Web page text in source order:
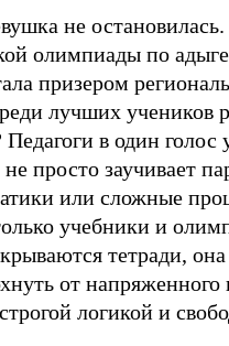
не
олимпиады по
призером
лучших учеников
Педагоги в один
просто заучивает
или сложные
учебники и
тетради,
от
логикой и